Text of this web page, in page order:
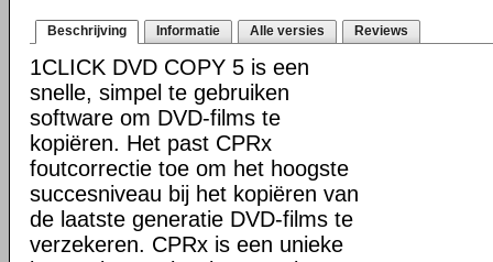
Beschrijving Informatie Alle versies Reviews
1CLICK DVD COPY 5 is een
snelle, simpel te gebruiken
software om DVD-films te
kopiëren. Het past CPRx
foutcorrectie toe om het hoogste
succesniveau bij het kopiëren van
de laatste generatie DVD-films te
verzekeren. CPRx is een unieke